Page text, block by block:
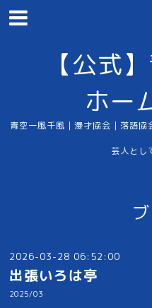
【公式
ホー
青空一風千風｜漫才協会｜落語
芸人とし
2026-03-28 06:52:00
出張いろは亭
2025/03